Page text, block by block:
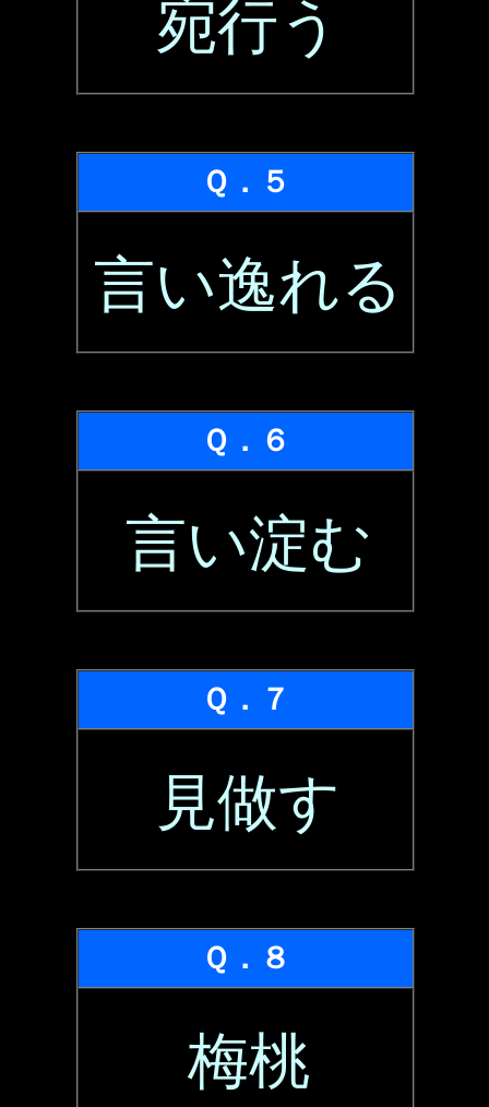
宛行う
Ｑ．５
言い逸れる
Ｑ．６
言い淀む
Ｑ．７
見做す
Ｑ．８
梅桃